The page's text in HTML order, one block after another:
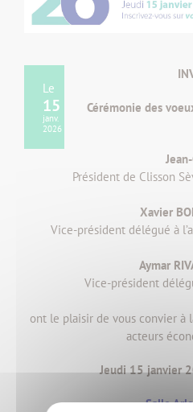
Le
15
janv.
2026
Cérémonie des
Président de Clisson
Xavier
Vice-président délégué à
Aymar
Vice-président
ont le plaisir de vous convier
acteurs
Jeudi 15 janvier
Salle